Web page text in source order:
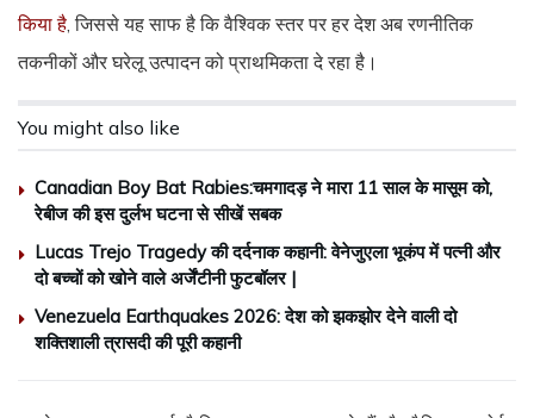
किया है, जिससे यह साफ है कि वैश्विक स्तर पर हर देश अब रणनीतिक
तकनीकों और घरेलू उत्पादन को प्राथमिकता दे रहा है।
You might also like
Canadian Boy Bat Rabies:चमगादड़ ने मारा 11 साल के मासूम को,
रेबीज की इस दुर्लभ घटना से सीखें सबक
Lucas Trejo Tragedy की दर्दनाक कहानी: वेनेजुएला भूकंप में पत्नी और
दो बच्चों को खोने वाले अर्जेंटीनी फुटबॉलर |
Venezuela Earthquakes 2026: देश को झकझोर देने वाली दो
शक्तिशाली त्रासदी की पूरी कहानी